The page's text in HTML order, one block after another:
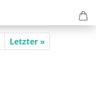
Letzter »